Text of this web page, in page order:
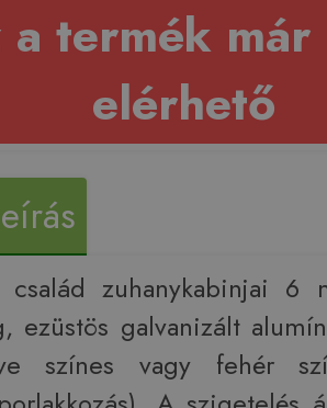
a termék már
elérhető
zuhanykabinjai 6
ezüstös galvanizált
színes vagy fehér